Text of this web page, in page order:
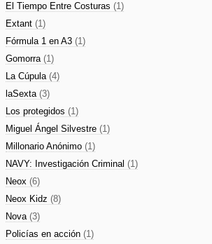
El Tiempo Entre Costuras (1)
Extant (1)
Fórmula 1 en A3 (1)
Gomorra (1)
La Cúpula (4)
laSexta (3)
Los protegidos (1)
Miguel Ángel Silvestre (1)
Millonario Anónimo (1)
NAVY: Investigación Criminal (1)
Neox (6)
Neox Kidz (8)
Nova (3)
Policías en acción (1)